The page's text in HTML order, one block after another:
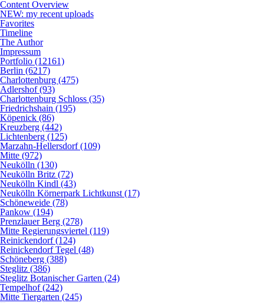
Content Overview
NEW: my recent uploads
Favorites
Timeline
The Author
Impressum
Portfolio (12161)
Berlin (6217)
Charlottenburg (475)
Adlershof (93)
Charlottenburg Schloss (35)
Friedrichshain (195)
Köpenick (86)
Kreuzberg (442)
Lichtenberg (125)
Marzahn-Hellersdorf (109)
Mitte (972)
Neukölln (130)
Neukölln Britz (72)
Neukölln Kindl (43)
Neukölln Körnerpark Lichtkunst (17)
Schöneweide (78)
Pankow (194)
Prenzlauer Berg (278)
Mitte Regierungsviertel (119)
Reinickendorf (124)
Reinickendorf Tegel (48)
Schöneberg (388)
Steglitz (386)
Steglitz Botanischer Garten (24)
Tempelhof (242)
Mitte Tiergarten (245)